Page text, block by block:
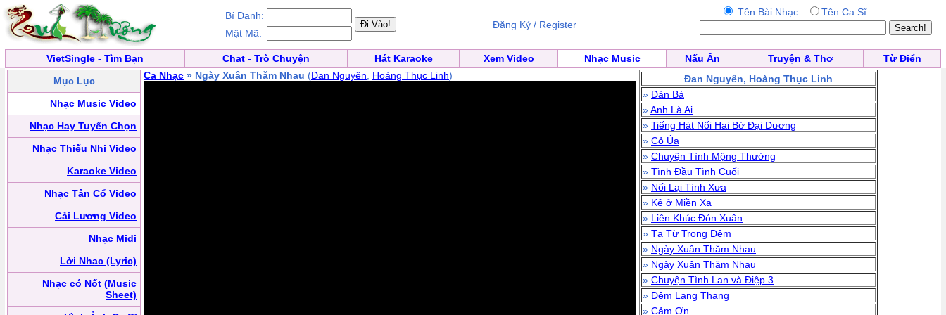
Bí Danh:
Mật Mã:
Đăng Ký / Register
Tên Bài Nhạc Tên Ca Sĩ
VietSingle - Tìm Bạn Chat - Trò Chuyện Hát Karaoke Xem Video Nhạc Music Nấu Ăn Truyện & Thơ
Từ Điển
Mục Lục
Nhạc Music Video
Nhạc Hay Tuyển Chọn
Nhạc Thiếu Nhi Video
Karaoke Video
Nhạc Tân Cổ Video
Cải Lương Video
Nhạc Midi
Lời Nhạc (Lyric)
Nhạc có Nốt (Music
Sheet)
Ca Nhạc » Ngày Xuân Thăm Nhau (Đan Nguyên Hoàng Thục Linh)
Đan Nguyên, Hoàng Thục Linh
» Đàn Bà
»Anh Là Ai
» Tiếng Hát Nối Hai Bờ Đại Dương
» Cỏ Úa
» Chuyện Tình Mộng Thường
» Tình Đầu Tình Cuối
» Nối Lại Tình Xưa
» Kẻ ở Miền Xa
» Liên Khúc Đón Xuân
» Tạ Từ Trong Đêm
» Ngày Xuân Thăm Nhau
» Ngày Xuân Thăm Nhau
» Chuyện Tình Lan và Điệp 3
» Đêm Lang Thang
» Cảm Ơn